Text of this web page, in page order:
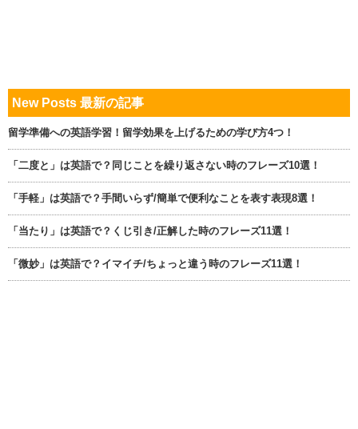
New Posts 最新の記事
留学準備への英語学習！留学効果を上げるための学び方4つ！
「二度と」は英語で？同じことを繰り返さない時のフレーズ10選！
「手軽」は英語で？手間いらず/簡単で便利なことを表す表現8選！
「当たり」は英語で？くじ引き/正解した時のフレーズ11選！
「微妙」は英語で？イマイチ/ちょっと違う時のフレーズ11選！